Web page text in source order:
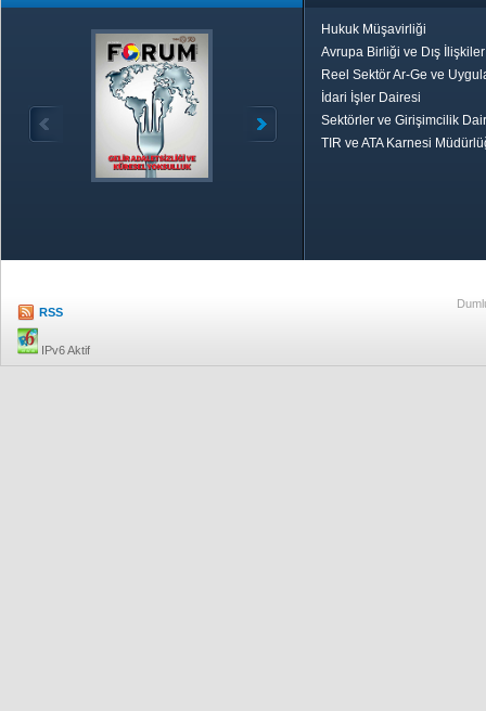
Hukuk Müşavirliği
Avrupa Birliği ve Dış
Reel Sektör Ar-Ge ve
İdari İşler Dairesi
Sektörler ve Girişimcilik
TIR ve ATA Karnesi
RSS
IPv6 Aktif